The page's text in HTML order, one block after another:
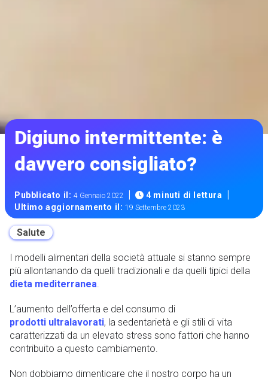
Digiuno intermittente: è
davvero consigliato?
Pubblicato il:4 Gennaio 2022 | 4 minuti di lettura |
Ultimo aggiornamento il:19 Settembre 2023
Salute
I modelli alimentari della società attuale si stanno sempre
più allontanando da quelli tradizionali e da quelli tipici della
dieta mediterranea
L’aumento dell’offerta e del consumo di
prodotti ultralavorati, la sedentarietà e gli stili di vita
caratterizzati da un elevato stress sono fattori che hanno
contribuito a questo cambiamento.
Non dobbiamo dimenticare che il nostro corpo ha un